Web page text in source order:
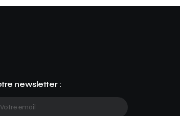
newsletter :